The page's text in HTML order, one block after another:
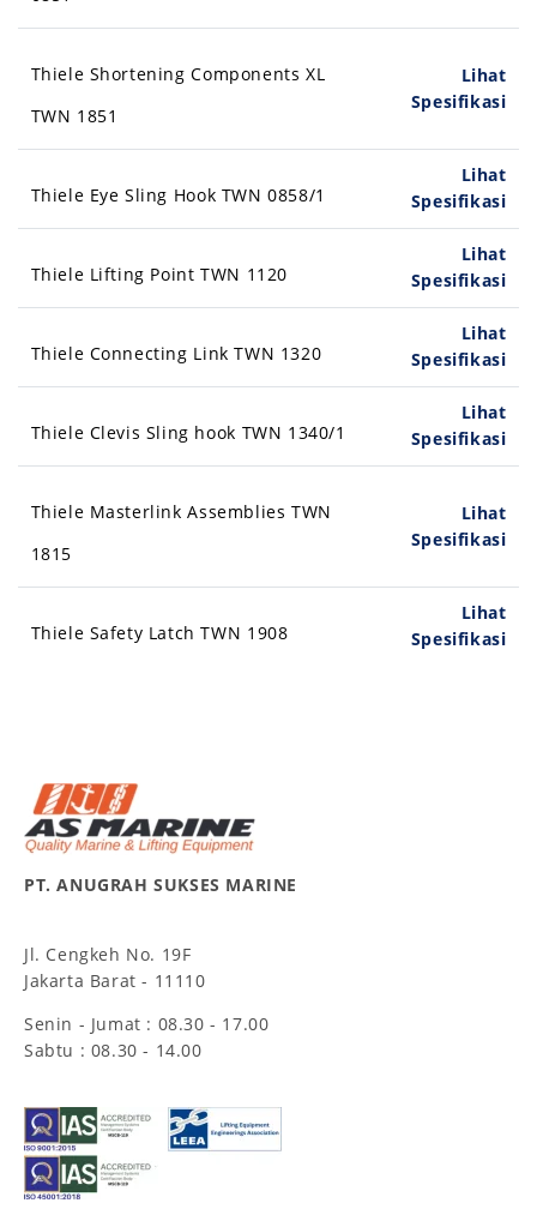
Thiele Shortening Components XL
TWN 1851
Lihat
Spesifikasi
Thiele Eye Sling Hook TWN 0858/1
Lihat
Spesifikasi
Thiele Lifting Point TWN 1120
Lihat
Spesifikasi
Thiele Connecting Link TWN 1320
Lihat
Spesifikasi
Thiele Clevis Sling hook TWN 1340/1
Lihat
Spesifikasi
Thiele Masterlink Assemblies TWN
1815
Lihat
Spesifikasi
Thiele Safety Latch TWN 1908
Lihat
Spesifikasi
PT. ANUGRAH SUKSES MARINE
Jl. Cengkeh No. 19F
Jakarta Barat - 11110
Senin - Jumat : 08.30 - 17.00
Sabtu : 08.30 - 14.00